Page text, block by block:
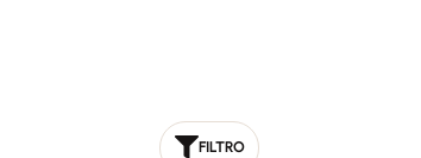
FILTRO